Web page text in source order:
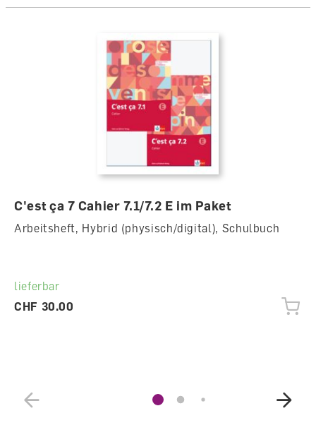
C'est ça 7 Cahier 7.1/7.2 E im Paket
Arbeitsheft, Hybrid (physisch/digital), Schulbuch
lieferbar
CHF 30.00